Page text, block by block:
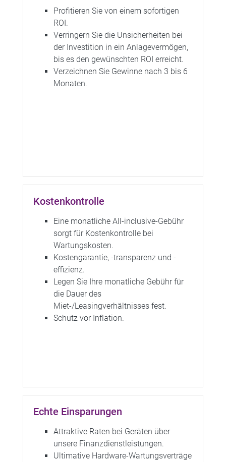
Profitieren Sie von einem sofortigen
ROI.
Verringern Sie die Unsicherheiten bei
der Investition in ein Anlagevermögen,
bis es den gewünschten ROI erreicht.
Verzeichnen Sie Gewinne nach 3 bis 6
Monaten.
Kostenkontrolle
Eine monatliche All-inclusive-Gebühr
sorgt für Kostenkontrolle bei
Wartungskosten.
Kostengarantie, -transparenz und -
effizienz.
Legen Sie Ihre monatliche Gebühr für
die Dauer des
Miet-/Leasingverhältnisses fest.
Schutz vor Inflation.
Echte Einsparungen​
Attraktive Raten bei Geräten über
unsere Finanzdienstleistungen.
Ultimative Hardware-Wartungsverträge